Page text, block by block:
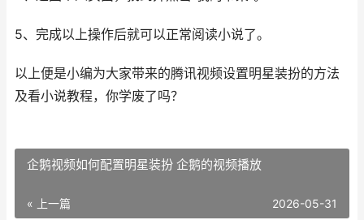
5、完成以上操作后就可以正常阅读小说了。
以上便是小编为大家带来的腾讯视频设置明星装扮的方法
及看小说教程，你学废了吗？
企鹅视频如何配置明星装扮 企鹅的视频播放
« 上一篇 2026-05-31